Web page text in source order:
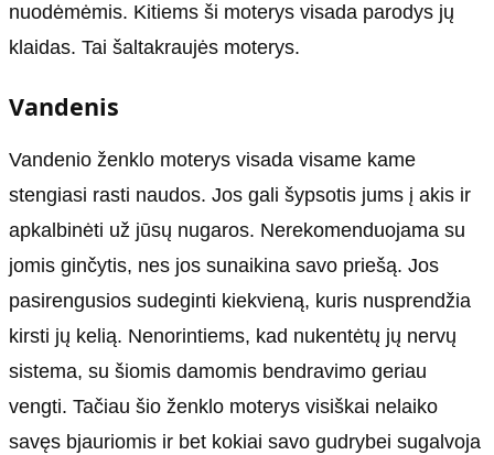
nuodėmėmis. Kitiems ši moterys visada parodys jų
klaidas. Tai šaltakraujės moterys.
Vandenis
Vandenio ženklo moterys visada visame kame
stengiasi rasti naudos. Jos gali šypsotis jums į akis ir
apkalbinėti už jūsų nugaros. Nerekomenduojama su
jomis ginčytis, nes jos sunaikina savo priešą. Jos
pasirengusios sudeginti kiekvieną, kuris nusprendžia
kirsti jų kelią. Nenorintiems, kad nukentėtų jų nervų
sistema, su šiomis damomis bendravimo geriau
vengti. Tačiau šio ženklo moterys visiškai nelaiko
savęs bjauriomis ir bet kokiai savo gudrybei sugalvoja